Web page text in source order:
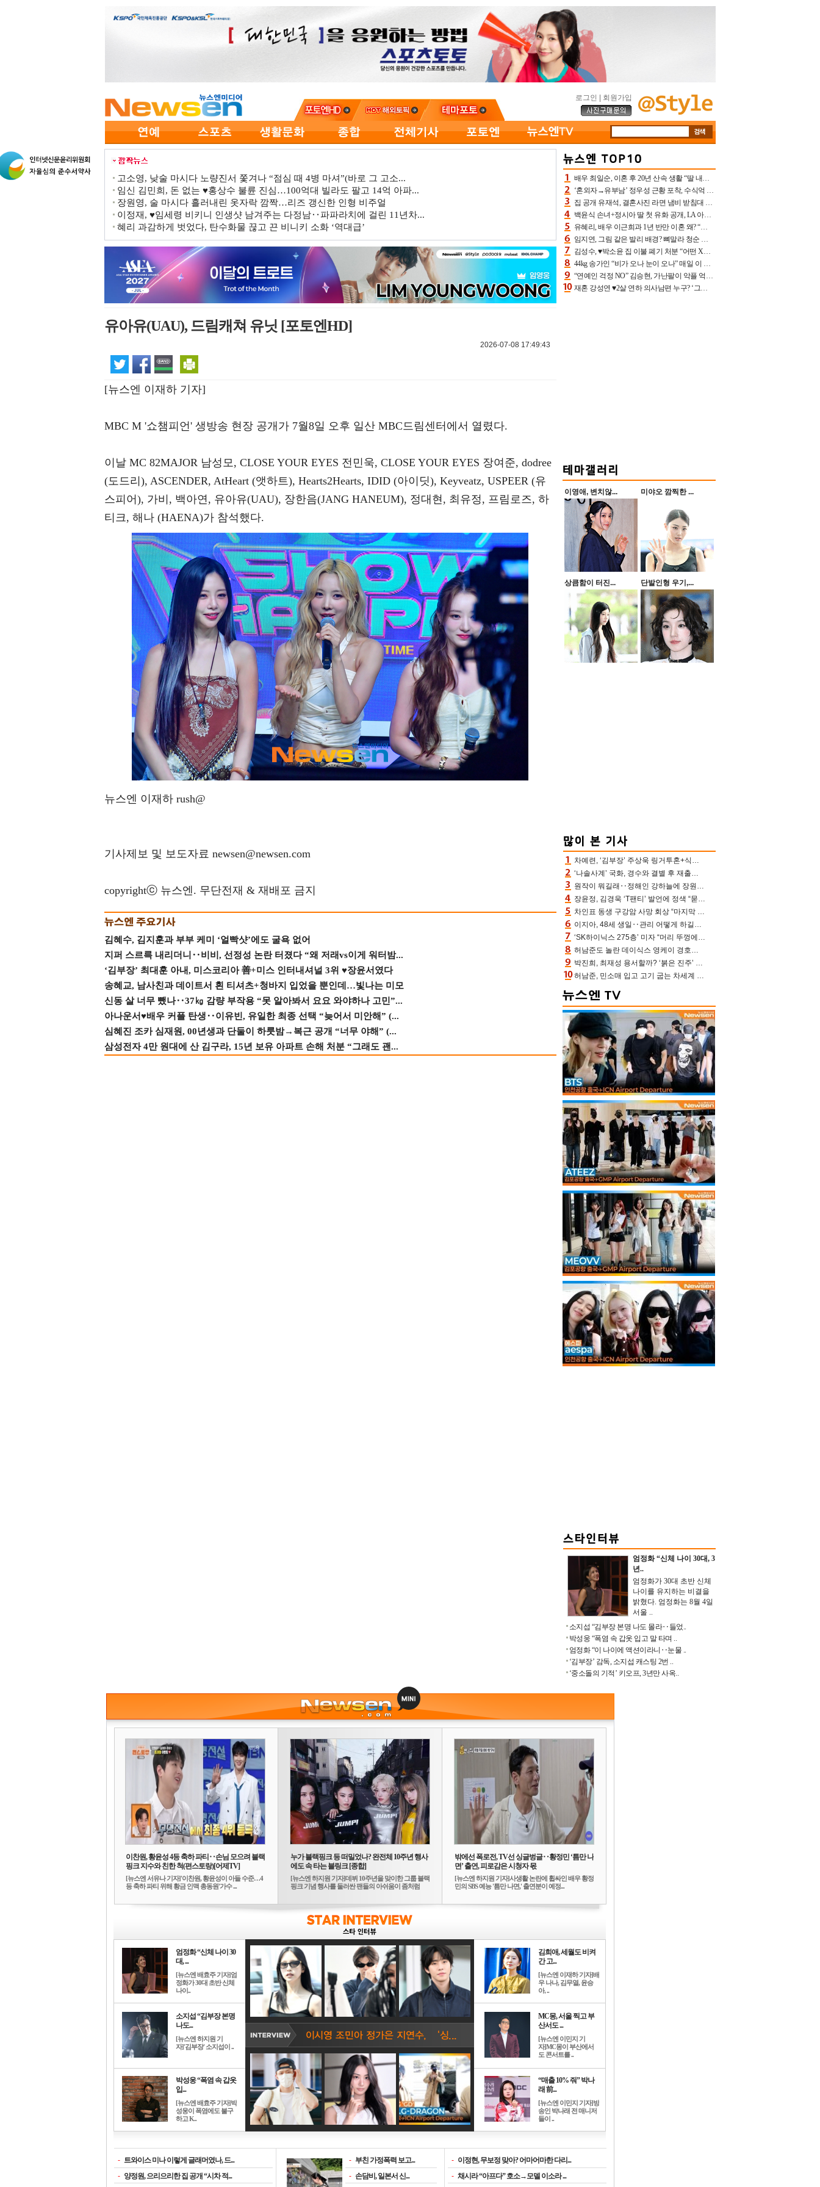
로그인 회원가입
고소영, 낮술 마시다 노량진서 쫓겨나 “점심 때 4병 마셔”(바로 그 고소...
임신 김민희, 돈 없는 ♥홍상수 불륜 진심…100억대 빌라도 팔고 14억 아파...
장원영, 술 마시다 흘러내린 옷자락 깜짝…리즈 갱신한 인형 비주얼
이정재, ♥임세령 비키니 인생샷 남겨주는 다정남‥파파라치에 걸린 11년차...
혜리 과감하게 벗었다, 탄수화물 끊고 끈 비니키 소화 ‘역대급’
유아유(UAU), 드림캐쳐 유닛 [포토엔HD]
2026-07-08 17:49:43
[뉴스엔 이재하 기자]
MBC M '쇼챔피언' 생방송 현장 공개가 7월8일 오후 일산 MBC드림센터에서 열렸다.
이날 MC 82MAJOR 남성모, CLOSE YOUR EYES 전민욱, CLOSE YOUR EYES 장여준, dodree
(도드리), ASCENDER, AtHeart (앳하트), Hearts2Hearts, IDID (아이딧), Keyveatz, USPEER (유
스피어), 가비, 백아연, 유아유(UAU), 장한음(JANG HANEUM), 정대현, 최유정, 프림로즈, 하
티크, 해나 (HAENA)가 참석했다.
뉴스엔 이재하 rush@
기사제보 및 보도자료 newsen@newsen.com
copyrightⓒ 뉴스엔. 무단전재 & 재배포 금지
김혜수, 김지훈과 부부 케미 ‘얼빡샷’에도 굴욕 없어
지퍼 스르륵 내리더니‥비비, 선정성 논란 터졌다 “왜 저래vs이게 워터밤...
‘김부장’ 최대훈 아내, 미스코리아 善+미스 인터내셔널 3위 ♥장윤서였다
송혜교, 남사친과 데이트서 흰 티셔츠+청바지 입었을 뿐인데…빛나는 미모
신동 살 너무 뺐나‥37㎏ 감량 부작용 “못 알아봐서 요요 와야하나 고민”...
아나운서♥배우 커플 탄생‥이유빈, 유일한 최종 선택 “늦어서 미안해” (...
심혜진 조카 심재원, 00년생과 단둘이 하룻밤→복근 공개 “너무 야해” (...
삼성전자 4만 원대에 산 김구라, 15년 보유 아파트 손해 처분 “그래도 괜...
배우 최일순, 이혼 후 20년 산속 생활 “딸 내가 버렸다고 원망‥맘 아파”(특종)[어제TV]
‘혼외자→유부남’ 정우성 근황 포착, 수식억 해킹 피해 후배 만났다 “존경하는”
집 공개 유재석, 결혼사진 라면 냄비 받침대 되고 분노‥가족사진도 피해(놀뭐)[어제TV]
백윤식 손녀+정시아 딸 첫 유화 공개, LA 아트쇼→서울국제조각페스타 작가다운 수준급 실력
유혜리, 배우 이근희과 1년 반만 이혼 왜? “식칼 꽂고 의자 던져” 충격 폭로(특종)[어제TV]
임지연, 그림 같은 발리 배경? 뼈말라 청순 비키니 핏에 상대 안 되네
김성수, ♥박소윤 집 이불 폐기 처분 “어떤 X이랑 썼을지 몰라” 질투(신랑수업2)[어제TV]
44kg 송가인 “비가 오나 눈이 오나” 매일 이 운동, 허벅지 근육량 상승+체지방 감소
“연예인 걱정 NO” 김승현, 가난팔이 악플 억울할만‥아내+딸과 日 여행
재혼 강성연 ♥2살 연하 의사남편 누구? ‘그알’ 자문의에 훈남 비주얼 초엘리트 스펙 [종합]
이영애, 변치않... 미야오 깜찍한 ...
상큼함이 터진... 단발인형 우기,...
차예련, ‘김부장’ 주상욱 링거투혼+식스팩 비화 “옷 벗는데 아저씨는 안 된다고”(차장금)
‘나솔사계’ 국화, 경수와 결별 후 재출연…첫인상 3표 몰표
원작이 뭐길래‥정해인 강하늘에 장원영까지 참여한 이 영화
장윤정, 김경욱 ‘T팬티’ 발언에 정색 “묻지 않았는데, 그것도 성희롱”(장공장)
차인표 동생 구강암 사망 회상 “마지막 순간 동생 손 잡아준 신애라, 두고두고 고마워” (신애라이프)
이지아, 48세 생일‥관리 어떻게 하길래 놀라운 동안 미모
‘SK하이닉스 275층’ 미자 “머리 뚜껑에서 사, 주식만 안 해도 돈 버는 것”
허남준도 놀란 데이식스 영케이 경호원병 과거 “그냥 돌았던 놈”
박진희, 최재성 용서할까? ‘붉은 진주’ 오늘(7일) 결말 나온다
허남준, 민소매 입고 고기 굽는 차세계 실존…영케이도 감탄한 팔근육(공케이)
엄정화 “신체 나이 30대, 3
년..
엄정화가 30대 초반 신체
나이를 유지하는 비결을
밝혔다. 엄정화는 8월 4일
서울 ..
소지섭 “김부장 본명 나도 몰라‥들었..
박성웅 “폭염 속 갑옷 입고 말 타며 ..
엄정화 “이 나이에 액션이라니‥눈물 ..
‘김부장’ 감독, 소지섭 캐스팅 2번 ..
‘중소돌의 기적’ 키오프, 3년만 사옥..
이찬원, 황윤성 4등 축하 파티‥손님 모으려 블랙
핑크 지수와 친한 척(편스토랑)[어제TV]
[뉴스엔 서유나 기자]'이찬원, 황윤성이 아들 수준…4
등 축하 파티 위해 황금 인맥 총동원'가수 ...
누가 블랙핑크 등 떠밀었나? 완전체 10주년 행사
에도 속 타는 블링크 [종합]
[뉴스엔 하지원 기자]데뷔 10주년을 맞이한 그룹 블랙
핑크 기념 행사를 둘러싼 팬들의 아쉬움이 좀처럼
밖에선 폭로전, TV선 싱글벙글‥황정민 ‘틈만 나
면’ 출연, 피로감은 시청자 몫
[뉴스엔 하지원 기자]사생활 논란에 휩싸인 배우 황정
민의 SBS 예능 '틈만 나면,' 출연분이 예정...
엄정화 “신체 나이 30
대, ...
[뉴스엔 배효주 기자]엄
정화가 30대 초반 신체
나이..
소지섭 “김부장 본명
나도...
[뉴스엔 하지원 기
자]'김부장' 소지섭이 ..
박성웅 “폭염 속 갑옷
입...
[뉴스엔 배효주 기자]박
성웅이 폭염에도 불구
하고 K..
김희애, 세월도 비켜
간 고...
[뉴스엔 이재하 기자]배
우 나나, 김무열, 윤승
아, ..
MC몽, 서울 찍고 부
산서도 ...
[뉴스엔 이민지 기
자]MC몽이 부산에서
도 콘서트를 ..
“매출 10% 줘” 박나
래 前...
[뉴스엔 이민지 기자]방
송인 박나래 전 매니저
들이 ..
- 트와이스 미나 이렇게 글래머였나, 드...
- 양정원, 으리으리한 집 공개 “시차 적...
- 부친 가정폭력 보고...
- 손담비, 일본서 신...
- 이정현, 무보정 맞아? 어마어마한 다리...
- 채시라 “아프다” 호소→모델 이소라 ...